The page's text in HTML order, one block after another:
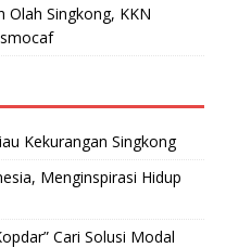
Olah Singkong, KKN
Kekurangan Singkong
Menginspirasi Hidup
Cari Solusi Modal